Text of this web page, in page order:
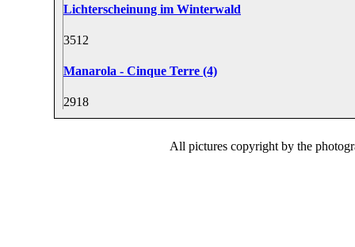
Lichterscheinung im Winterwald
3512
Manarola - Cinque Terre (4)
2918
All pictures copyright by the